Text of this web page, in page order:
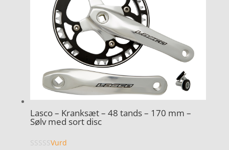
Lasco – Kranksæt – 48 tands – 170 mm –
Sølv med sort disc
Vurd